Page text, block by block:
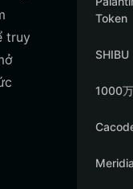
truy
Token
SHIBU
1000